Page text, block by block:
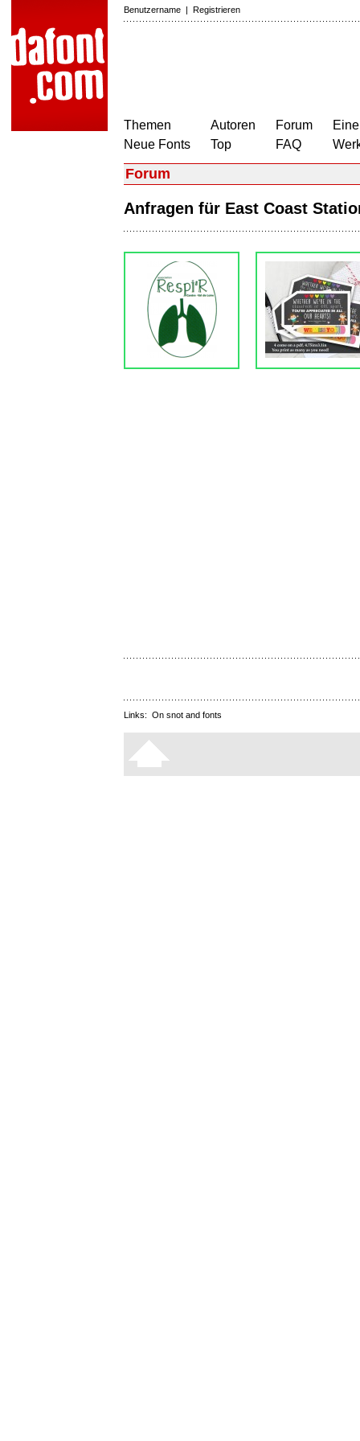
Benutzername | Registrieren
Themen
Neue Fonts
Autoren
Top
Forum
FAQ
Forum
Anfragen für East Coast
Links: On snot and fonts